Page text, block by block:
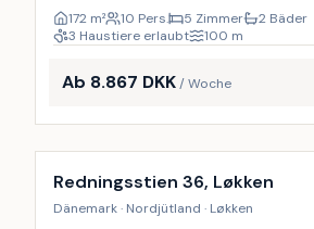
172 m² 10 Pers. 5 Zimmer
2 Bäder
3 Haustiere erlaubt
100 m
Ab 8.867 DKK/ Woche
Inkl. Endreinigung
Redningsstien 36, Løkken
Dänemark · Nordjütland · Løkken